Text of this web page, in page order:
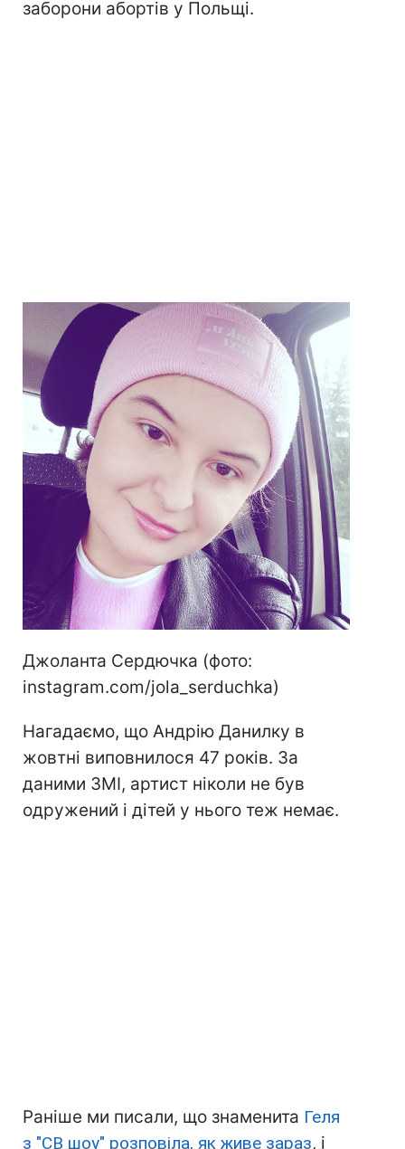
заборони абортів у Польщі.
Джоланта Сердючка (фото:
instagram.com/jola_serduchka)
Нагадаємо, що Андрію Данилку в
жовтні виповнилося 47 років. За
даними ЗМІ, артист ніколи не був
одружений і дітей у нього теж немає.
Раніше ми писали, що знаменита Геля
з "СВ шоу" розповіла, як живе зараз, і